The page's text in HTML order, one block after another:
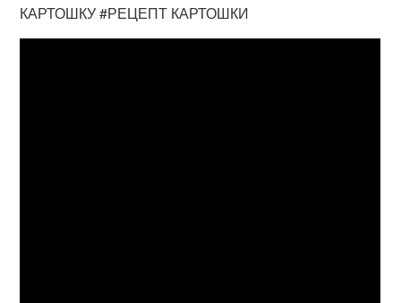
КАРТОШКУ #РЕЦЕПТ КАРТОШКИ